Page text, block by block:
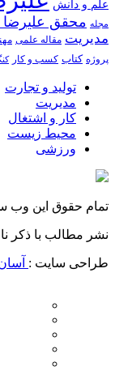
علم و دانش
مجله محقق
مدیریت مقاله علمی
پروژه کتاب کسب و کار
تولید و تجارت
مدیریت
کار و اشتغال
محیط زیست
ورزشی
تمام حقوق این وب
نشر مطالب با ذکر
طراحی سایت :